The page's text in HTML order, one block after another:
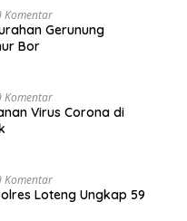
Komentar
Gerunung
Bor
Komentar
Virus Corona di
Komentar
Loteng Ungkap 59